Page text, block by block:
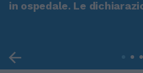
in ospedale. Le